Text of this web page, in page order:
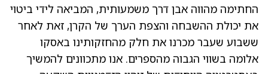
החתימה מהווה אבן דרך משמעותית, המביאה לידי ביטוי
את יכולת ההשבחה והצפת הערך של הקרן, זאת לאחר
ששבוע שעבר מכרנו את חלק מהחזקותינו באסקו
אלומה בשווי הגבוה מהספרים. אנו מתכוונים להמשיך